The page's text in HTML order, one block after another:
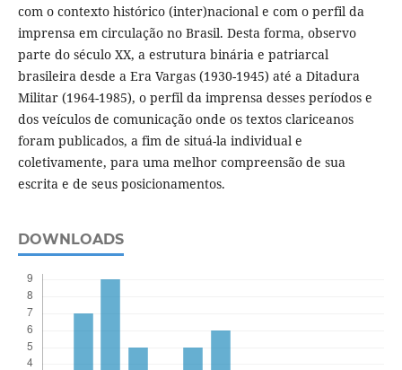
com o contexto histórico (inter)nacional e com o perfil da
imprensa em circulação no Brasil. Desta forma, observo
parte do século XX, a estrutura binária e patriarcal
brasileira desde a Era Vargas (1930-1945) até a Ditadura
Militar (1964-1985), o perfil da imprensa desses períodos e
dos veículos de comunicação onde os textos clariceanos
foram publicados, a fim de situá-la individual e
coletivamente, para uma melhor compreensão de sua
escrita e de seus posicionamentos.
DOWNLOADS